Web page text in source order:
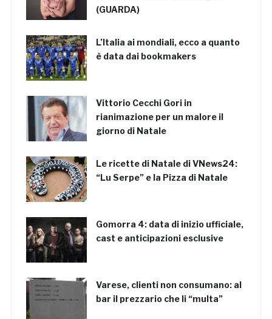
(GUARDA)
L’Italia ai mondiali, ecco a quanto
è data dai bookmakers
Vittorio Cecchi Gori in
rianimazione per un malore il
giorno di Natale
Le ricette di Natale di VNews24:
“Lu Serpe” e la Pizza di Natale
Gomorra 4: data di inizio ufficiale,
cast e anticipazioni esclusive
Varese, clienti non consumano: al
bar il prezzario che li “multa”